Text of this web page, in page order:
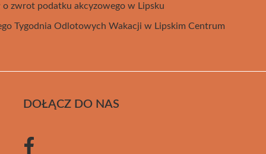
zwrot podatku akcyzowego w Lipsku
Tygodnia Odlotowych Wakacji w Lipskim Centrum
DOŁĄCZ DO NAS